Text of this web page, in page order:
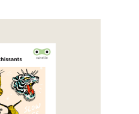
stickers
reflechissants
slow life